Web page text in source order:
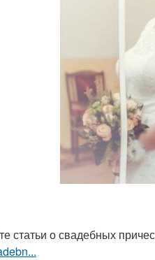
статьи о свадебных